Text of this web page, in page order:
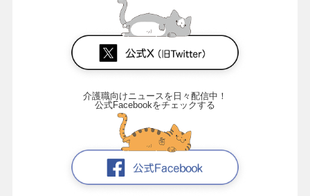
介護職向けニュースを日々配信中！
公式Facebookをチェックする